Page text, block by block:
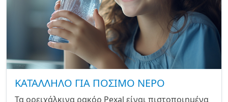
ΚΑΤΑΛΛΗΛΟ ΓΙΑ ΠΟΣΙΜΟ ΝΕΡΟ
Τα ορειχάλκινα ρακόρ Pexal είναι πιστοποιημένα